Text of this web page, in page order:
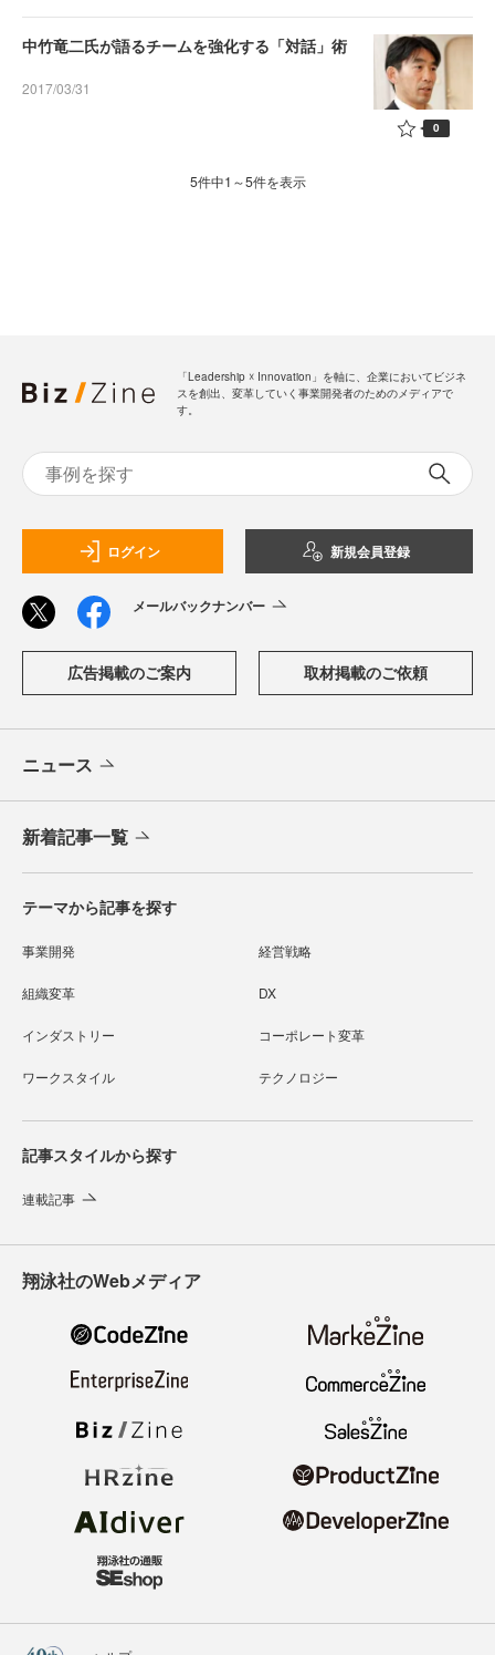
中竹竜二氏が語るチームを強化する「対話」術
2017/03/31
0
5件中1～5件を表示
「Leadership ☓ Innovation」を軸に、企業においてビジネ
スを創出、変革していく事業開発者のためのメディアで
す。
ログイン 新規会員登録
メールバックナンバー
広告掲載のご案内 取材掲載のご依頼
ニュース
新着記事一覧
テーマから記事を探す
事業開発 経営戦略
組織変革 DX
インダストリー コーポレート変革
ワークスタイル テクノロジー
記事スタイルから探す
連載記事
翔泳社のWebメディア